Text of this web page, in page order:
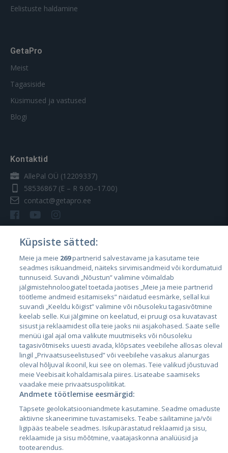
Eelistuste haldamine
GetaPro
Meist
Tagasiside
Küsimused ja vastused
Blogi
Kontaktid
AllePal OÜ (12209337)
58536867 (E – R 9.00–17.00)
contact@getapro.ee
Riigid
Eesti
Läti
Leedu
City24.lv
City24.ee
GetaPro.lv
GetaPro.ee
CVbankas.lt
Kainos.lt
Paslaugos.lt
auto24.ee
Küpsiste sätted:
Meie ja meie 269partnerid salvestavame ja kasutame teie
seadmes isikuandmeid, näiteks sirvimisandmeid või kordumatuid
tunnuseid. Suvandi „Nõustun” valimine võimaldab
jälgimistehnoloogiatel toetada jaotises „Meie ja meie partnerid
töötleme andmeid esitamiseks” näidatud eesmärke, sellal kui
suvandi „Keeldu kõigist” valimine või nõusoleku tagasivõtmine
keelab selle. Kui jälgimine on keelatud, ei pruugi osa kuvatavast
sisust ja reklaamidest olla teie jaoks nii asjakohased. Saate selle
menüü igal ajal oma valikute muutmiseks või nõusoleku
tagasivõtmiseks uuesti avada, klõpsates veebilehe allosas oleval
lingil „Privaatsuseelistused” või veebilehe vasakus alanurgas
oleval hõljuval ikoonil, kui see on olemas. Teie valikud jõustuvad
meie Veebisait kohaldamisala piires. Lisateabe saamiseks
vaadake meie privaatsuspoliitikat.
Andmete töötlemise eesmärgid:
Täpsete geolokatsiooniandmete kasutamine. Seadme omaduste
aktiivne skaneerimine tuvastamiseks. Teabe säilitamine ja/või
ligipääs teabele seadmes. Isikupärastatud reklaamid ja sisu,
reklaamide ja sisu mõõtmine, vaatajaskonna analüüsid ja
tootearendus.